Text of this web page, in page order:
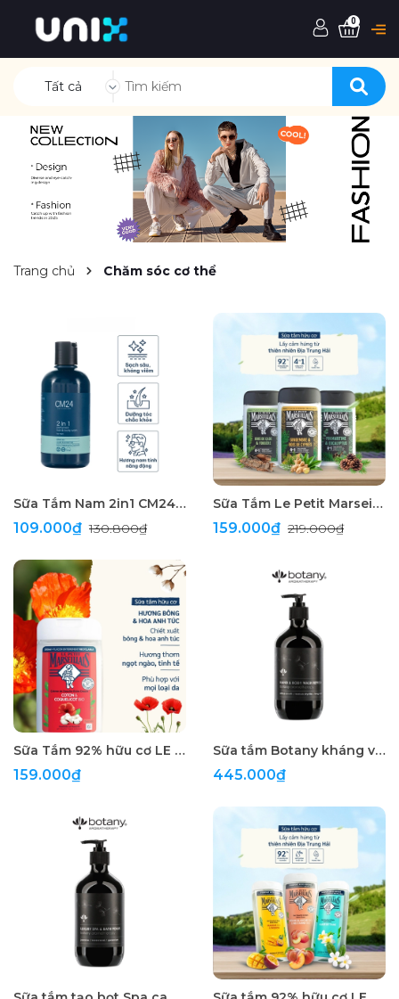
Tất cả
0
Trang chủ Chăm sóc cơ thể
Sữa Tắm Nam 2in1 CM24 Hương Nước Hoa 180ml
109.000₫130.800₫
Sữa Tắm Le Petit Marseillais 4 Trong 1 Dành Cho Cơ Thể, Tóc, Mặt Và Râu 250ml
159.000₫ 219.000₫
Sữa Tắm 92% hữu cơ LE PETIT MARSEILLAIS dạng kem 250ml
159.000₫
Sữa tắm Botany kháng viêm, sạch sâu 500ml
445.000₫